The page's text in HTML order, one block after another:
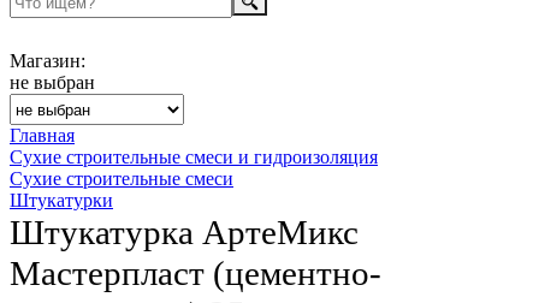
Магазин:
не выбран
Главная
Сухие строительные смеси и гидроизоляция
Сухие строительные смеси
Штукатурки
Штукатурка АртеМикс
Мастерпласт (цементно-